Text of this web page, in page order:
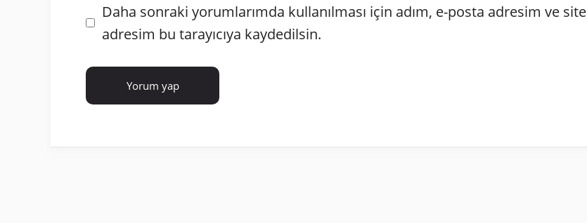
İnternet
sitesi
Daha sonraki yorumlarımda kullanılması için adım, e-posta adresim ve site
adresim bu tarayıcıya kaydedilsin.